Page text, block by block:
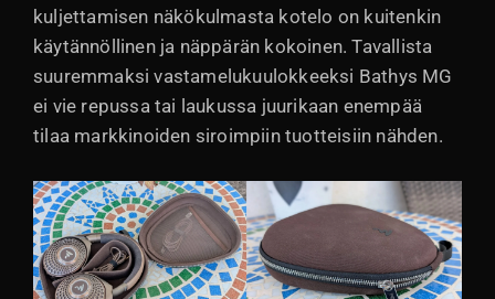
kuljettamisen näkökulmasta kotelo on kuitenkin
käytännöllinen ja näppärän kokoinen. Tavallista
suuremmaksi vastamelukuulokkeeksi Bathys MG
ei vie repussa tai laukussa juurikaan enempää
tilaa markkinoiden siroimpiin tuotteisiin nähden.